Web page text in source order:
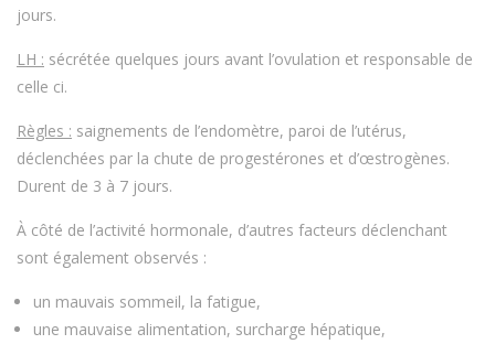
jours.
LH : sécrétée quelques jours avant l’ovulation et responsable de
celle ci.
Règles : saignements de l’endomètre, paroi de l’utérus,
déclenchées par la chute de progestérones et d’œstrogènes.
Durent de 3 à 7 jours.
À côté de l’activité hormonale, d’autres facteurs déclenchant
sont également observés :
un mauvais sommeil, la fatigue,
une mauvaise alimentation, surcharge hépatique,